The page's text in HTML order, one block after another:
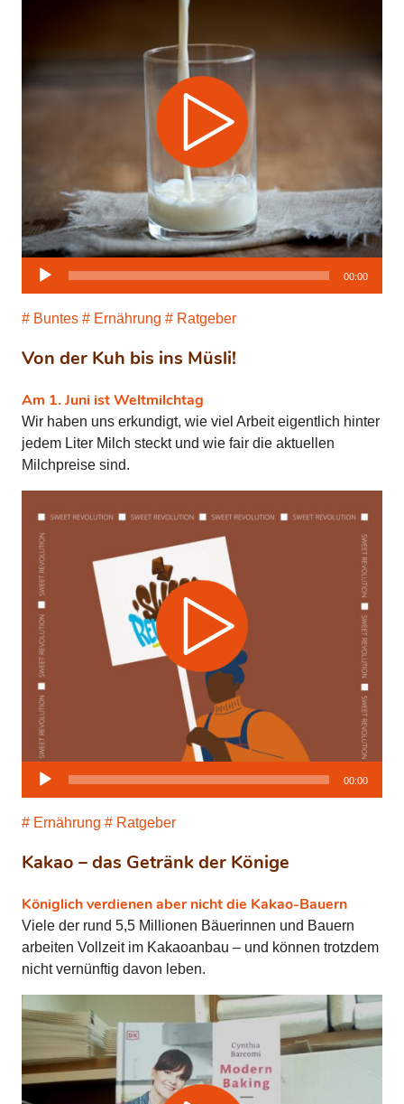
Von der Kuh bis ins Müsli!
Am 1. Juni ist Weltmilchtag
Buntes Ernährung Ratgeber
Audio-
00:00
Wir haben uns erkundigt, wie viel Arbeit eigentlich hinter
jedem Liter Milch steckt und wie fair die aktuellen
Milchpreise sind.
Kakao – das Getränk der Könige
Königlich verdienen aber nicht die Kakao-Bauern
Ernährung Ratgeber
Audio-
00:00
Viele der rund 5,5 Millionen Bäuerinnen und Bauern
arbeiten Vollzeit im Kakaoanbau – und können trotzdem
nicht vernünftig davon leben.